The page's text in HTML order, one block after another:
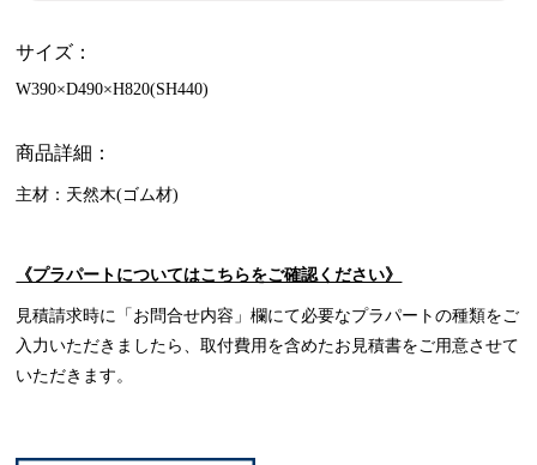
サイズ：
W390×D490×H820(SH440)
商品詳細：
主材：天然木(ゴム材)
《プラパートについてはこちらをご確認ください》
見積請求時に「お問合せ内容」欄にて必要なプラパートの種類をご
入力いただきましたら、取付費用を含めたお見積書をご用意させて
いただきます。